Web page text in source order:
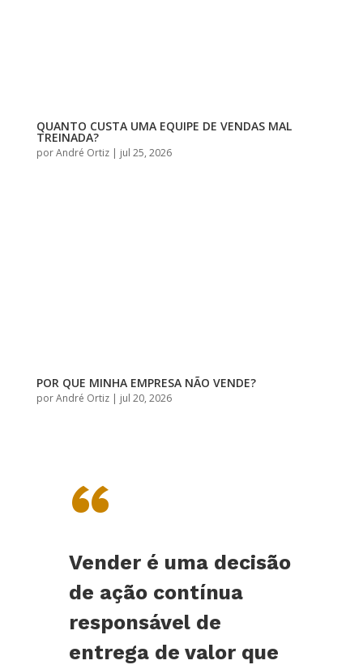
QUANTO CUSTA UMA EQUIPE DE VENDAS MAL
TREINADA?
porAndré Ortiz| jul 25, 2026
POR QUE MINHA EMPRESA NÃO VENDE?
porAndré Ortiz| jul 20, 2026
“
Vender é uma decisão
de ação contínua
responsável de
entrega de valor que